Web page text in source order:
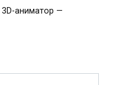
3D-аниматор —